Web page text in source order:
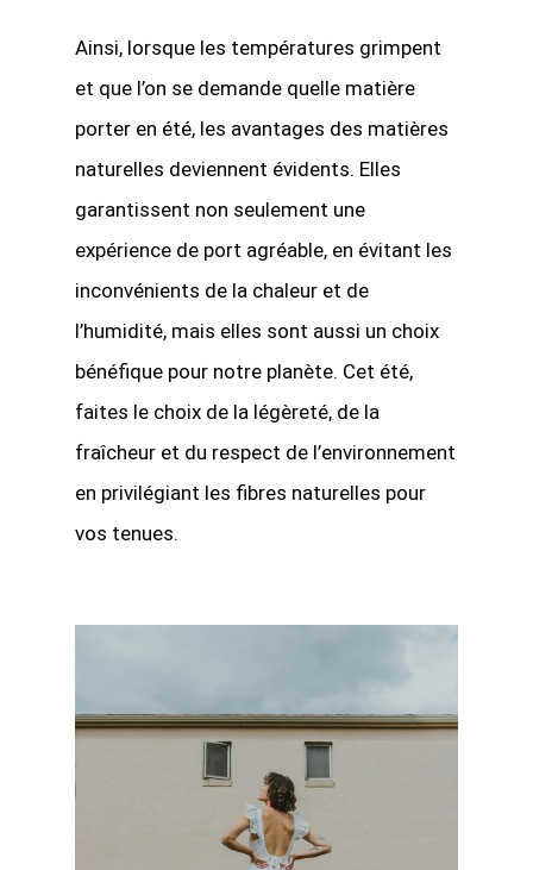
Ainsi, lorsque les températures grimpent
et que l’on se demande quelle matière
porter en été, les avantages des matières
naturelles deviennent évidents. Elles
garantissent non seulement une
expérience de port agréable, en évitant les
inconvénients de la chaleur et de
l’humidité, mais elles sont aussi un choix
bénéfique pour notre planète. Cet été,
faites le choix de la légèreté, de la
fraîcheur et du respect de l’environnement
en privilégiant les fibres naturelles pour
vos tenues.